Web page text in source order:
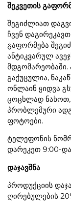
შეკვეთის
შეგიძლიათ
ჩვენ
გაფორმება
ანტიკვარულ
მდგომარეობაში.
გაქუცულია,
ონლაინ ყიდვა
ცოცხლად
პრობლემური
ფოტოები.
ტელეფონის
დარეკეთ 9:00-
დაჯავშნა
პროდუქციის
ღირებულების